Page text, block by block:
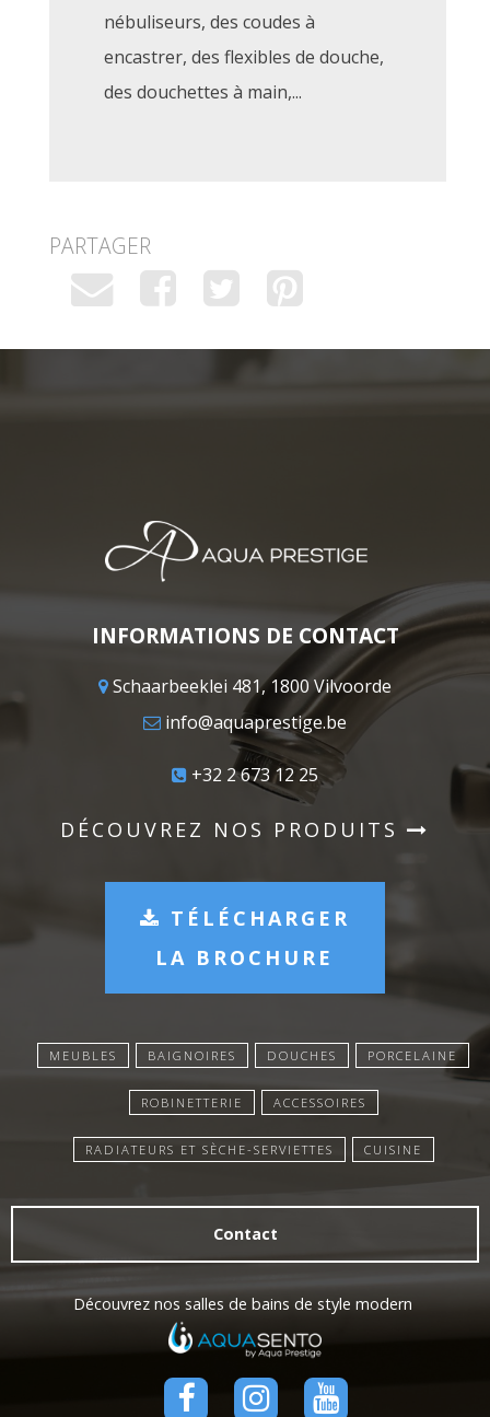
nébuliseurs, des coudes à
encastrer, des flexibles de douche,
des douchettes à main,...
PARTAGER
INFORMATIONS DE CONTACT
Schaarbeeklei 481, 1800 Vilvoorde
info@aquaprestige.be
+32 2 673 12 25
DÉCOUVREZ NOS PRODUITS
TÉLÉCHARGER
LA BROCHURE
MEUBLES BAIGNOIRES DOUCHES PORCELAINE
ROBINETTERIE ACCESSOIRES
RADIATEURS ET SÈCHE-SERVIETTES CUISINE
Contact
Découvrez nos salles de bains de style modern